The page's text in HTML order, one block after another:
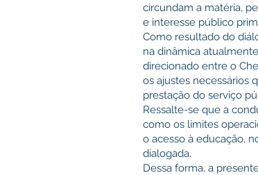
circundam a matéria,
e interesse público
Como resultado do
na dinâmica
direcionado entre o
os ajustes necessários
prestação do serviço
Ressalte-se que a
como os limites
o acesso à educação,
dialogada.
Dessa forma, a